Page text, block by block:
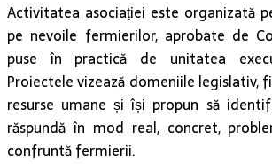
Activitatea asociației este organizată
pe nevoile fermierilor, aprobate de
puse în practică de unitatea
Proiectele vizează domeniile legislativ,
resurse umane și își propun să
răspundă în mod real, concret,
confruntă fermierii.